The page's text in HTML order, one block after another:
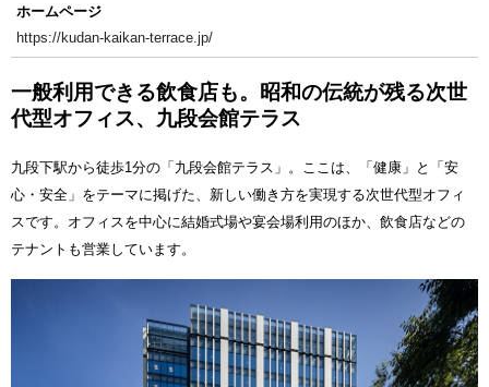
ホームページ
https://kudan-kaikan-terrace.jp/
一般利用できる飲食店も。昭和の伝統が残る次世
代型オフィス、九段会館テラス
九段下駅から徒歩1分の「九段会館テラス」。ここは、「健康」と「安
心・安全」をテーマに掲げた、新しい働き方を実現する次世代型オフィ
スです。オフィスを中心に結婚式場や宴会場利用のほか、飲食店などの
テナントも営業しています。